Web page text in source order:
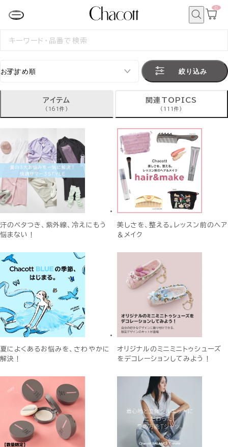
カ
0
検
絞り込み
アイテム
(161件)
関連TOPICS
(111件)
汗のベタつき、紫外線、冷えにもう
悩まない！
美しさを、整える。レッスン前のヘア
＆メイク
夏によくあるお悩みを、さわやかに
解決！
オリジナルのミニミニトゥシューズ
をデコレーションしてみよう！